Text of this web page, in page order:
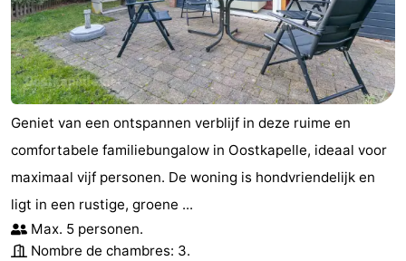
Geniet van een ontspannen verblijf in deze ruime en
comfortabele familiebungalow in Oostkapelle, ideaal voor
maximaal vijf personen. De woning is hondvriendelijk en
ligt in een rustige, groene ...
Max. 5 personen.
Nombre de chambres: 3.